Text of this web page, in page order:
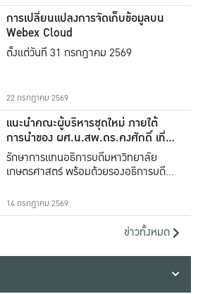
การเปลี่ยนแปลงการจัดเก็บข้อมูลบน
Webex Cloud
ตั้งแต่วันที่ 31 กรกฎาคม 2569
22 กรกฎาคม 2569
แนะนำคณะผู้บริหารชุดใหม่ ภายใต้
การนำของ ผศ.น.สพ.ดร.คงศักดิ์ เที่ยง
ธรรม
รักษาการแทนอธิการบดีมหาวิทยาลัย
เกษตรศาสตร์ พร้อมด้วยรองอธิการบดีทั้ง
14 กรกฎาคม 2569
ข่าวทั้งหมด